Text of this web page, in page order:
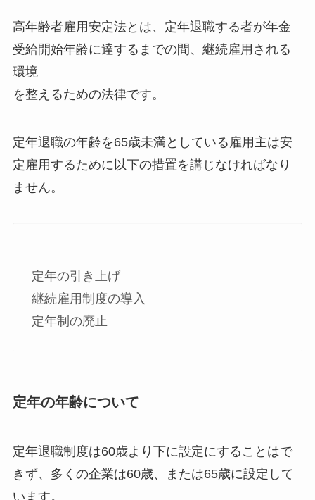
高年齢者雇用安定法とは、定年退職する者が年金
受給開始年齢に達するまでの間、継続雇用される
環境
を整えるための法律です。
定年退職の年齢を65歳未満としている雇用主は安
定雇用するために以下の措置を講じなければなり
ません。
定年の引き上げ
継続雇用制度の導入
定年制の廃止
定年の年齢について
定年退職制度は60歳より下に設定にすることはで
きず、多くの企業は60歳、または65歳に設定して
います。